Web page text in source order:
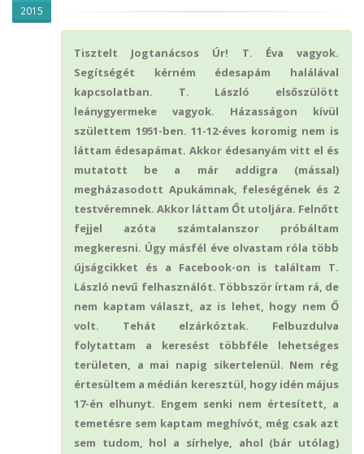
2015
Tisztelt Jogtanácsos Úr! T. Éva vagyok.
Segítségét kérném édesapám halálával
kapcsolatban. T. László elsőszülött
leánygyermeke vagyok. Házasságon kívül
születtem 1951-ben. 11-12-éves koromig nem is
láttam édesapámat. Akkor édesanyám vitt el és
mutatott be a már addigra (mással)
megházasodott Apukámnak, feleségének és 2
testvéremnek. Akkor láttam Őt utoljára. Felnőtt
fejjel azóta számtalanszor próbáltam
megkeresni. Úgy másfél éve olvastam róla több
újságcikket és a Facebook-on is találtam T.
László nevű felhasználót. Többször írtam rá, de
nem kaptam választ, az is lehet, hogy nem Ő
volt. Tehát elzárkóztak. Felbuzdulva
folytattam a keresést többféle lehetséges
területen, a mai napig sikertelenül. Nem rég
értesültem a médián keresztül, hogy idén május
17-én elhunyt. Engem senki nem értesített, a
temetésre sem kaptam meghívót, még csak azt
sem tudom, hol a sírhelye, ahol (bár utólag)